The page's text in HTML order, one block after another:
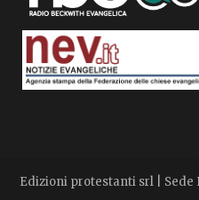
Edizioni protestanti srl | Sede